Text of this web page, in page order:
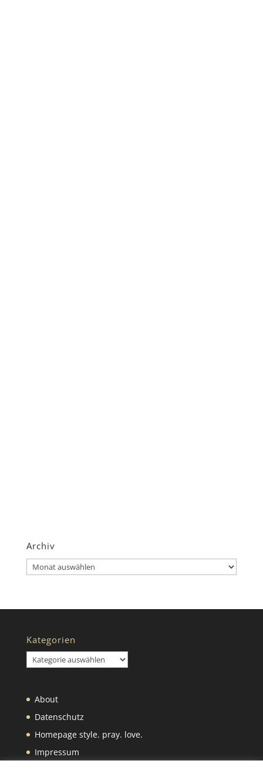
Archiv
Archiv
Kategorien
Kategorien
About
Datenschutz
Homepage style. pray. love.
Impressum